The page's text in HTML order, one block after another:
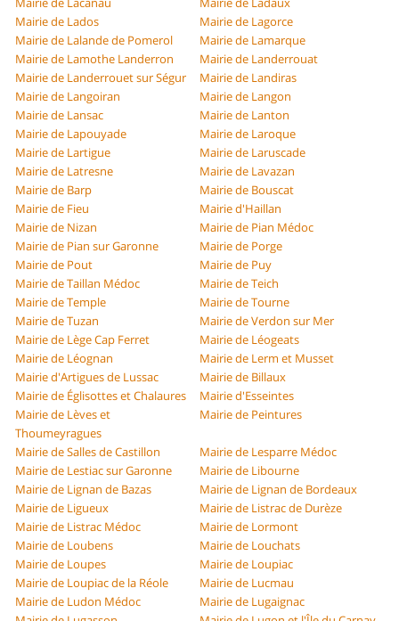
Mairie de Lados
Mairie de Lagorce
Mairie de Lalande de Pomerol
Mairie de Lamarque
Mairie de Lamothe Landerron
Mairie de Landerrouat
Mairie de Landerrouet sur Ségur
Mairie de Landiras
Mairie de Langoiran
Mairie de Langon
Mairie de Lansac
Mairie de Lanton
Mairie de Lapouyade
Mairie de Laroque
Mairie de Lartigue
Mairie de Laruscade
Mairie de Latresne
Mairie de Lavazan
Mairie de Barp
Mairie de Bouscat
Mairie de Fieu
Mairie d'Haillan
Mairie de Nizan
Mairie de Pian Médoc
Mairie de Pian sur Garonne
Mairie de Porge
Mairie de Pout
Mairie de Puy
Mairie de Taillan Médoc
Mairie de Teich
Mairie de Temple
Mairie de Tourne
Mairie de Tuzan
Mairie de Verdon sur Mer
Mairie de Lège Cap Ferret
Mairie de Léogeats
Mairie de Léognan
Mairie de Lerm et Musset
Mairie d'Artigues de Lussac
Mairie de Billaux
Mairie de Églisottes et Chalaures
Mairie d'Esseintes
Mairie de Lèves et
Thoumeyragues
Mairie de Peintures
Mairie de Salles de Castillon
Mairie de Lesparre Médoc
Mairie de Lestiac sur Garonne
Mairie de Libourne
Mairie de Lignan de Bazas
Mairie de Lignan de Bordeaux
Mairie de Ligueux
Mairie de Listrac de Durèze
Mairie de Listrac Médoc
Mairie de Lormont
Mairie de Loubens
Mairie de Louchats
Mairie de Loupes
Mairie de Loupiac
Mairie de Loupiac de la Réole
Mairie de Lucmau
Mairie de Ludon Médoc
Mairie de Lugaignac